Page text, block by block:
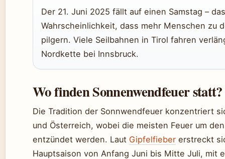
Der 21. Juni 2025 fällt auf einen Samstag –
Wahrscheinlichkeit, dass mehr Menschen zu
pilgern. Viele Seilbahnen in Tirol fahren
Nordkette bei Innsbruck.
Wo finden Sonnenwendfeuer statt?
Die Tradition der Sonnwendfeuer konzentriert
und Österreich, wobei die meisten Feuer um
entzündet werden. Laut Gipfelfieber erstreckt
Hauptsaison von Anfang Juni bis Mitte Juli, mit